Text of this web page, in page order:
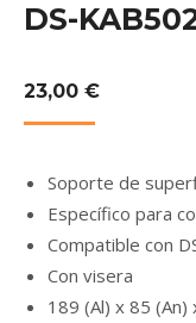
DS-
23,00 €
Soporte de
Específico para
Compatible con
Con visera
189 (Al) x 85 (An)